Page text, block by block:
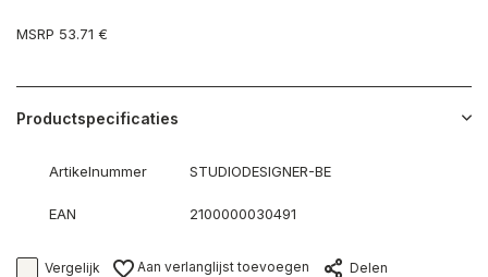
MSRP 53.71 €
Productspecificaties
Artikelnummer STUDIODESIGNER-BE
EAN 2100000030491
Vergelijk Aan verlanglijst toevoegen Delen